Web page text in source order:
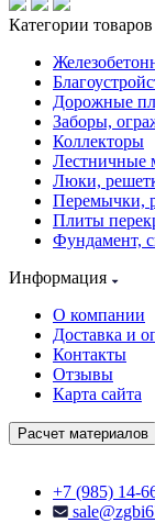
Категории товаров
Дорожные
Заборы,
Коллекторы
Лестничные
Люки,
Перемычки,
Плиты
Фундамент,
Информация
О компании
Доставка и
Контакты
Отзывы
Карта сайта
Расчет материалов
+7 (985) 14-